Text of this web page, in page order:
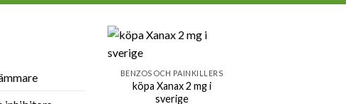
BENZOS OCH PAINKILLERS
köpa Xanax 2 mg i
sverige